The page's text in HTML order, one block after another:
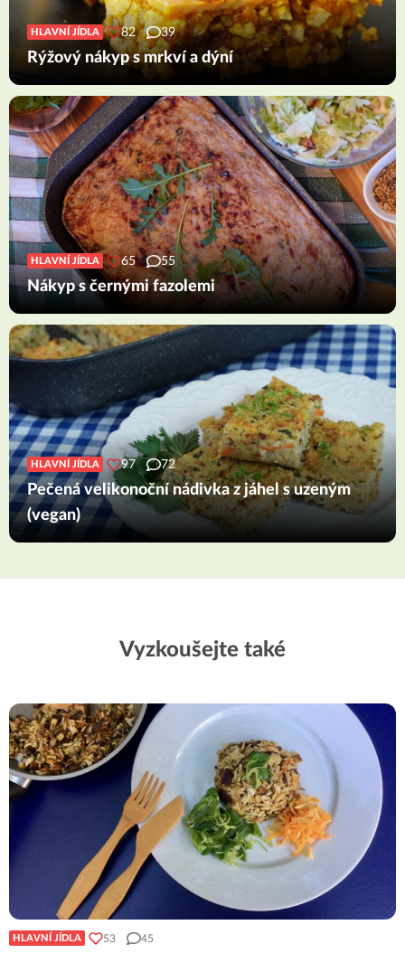
HLAVNÍ JÍDLA 82 39
Rýžový nákyp s mrkví a dýní
HLAVNÍ JÍDLA 65 55
Nákyp s černými fazolemi
HLAVNÍ JÍDLA 97 72
Pečená velikonoční nádivka z jáhel s uzeným
(vegan)
Vyzkoušejte také
HLAVNÍ JÍDLA 53 45